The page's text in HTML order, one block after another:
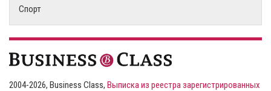
Спорт
2004-2026, Business Class, Выписка из реестра зарегистрированных